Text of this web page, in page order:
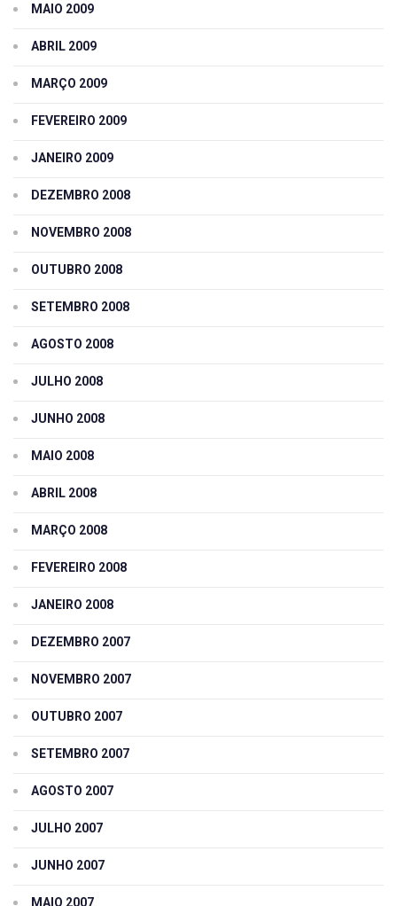
MAIO 2009
ABRIL 2009
MARÇO 2009
FEVEREIRO 2009
JANEIRO 2009
DEZEMBRO 2008
NOVEMBRO 2008
OUTUBRO 2008
SETEMBRO 2008
AGOSTO 2008
JULHO 2008
JUNHO 2008
MAIO 2008
ABRIL 2008
MARÇO 2008
FEVEREIRO 2008
JANEIRO 2008
DEZEMBRO 2007
NOVEMBRO 2007
OUTUBRO 2007
SETEMBRO 2007
AGOSTO 2007
JULHO 2007
JUNHO 2007
MAIO 2007